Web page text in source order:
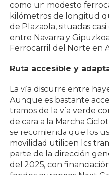
como un modesto
kilómetros de longitud
de Plazaola, situadas
entre Navarra y
Ferrocarril del Norte en
Ruta accesible y
La vía discurre entre
Aunque es bastante
tramos de la vía verde
de cara a la Marcha
se recomienda que los
movilidad utilicen los
parte de la dirección
del 2025, con